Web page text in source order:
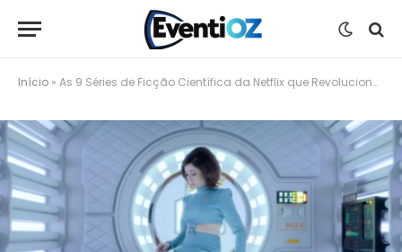
Início » As 9 Séries de Ficção Científica da Netflix que Revolucionaram o Gênero